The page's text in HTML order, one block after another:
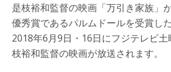
是枝裕和監督の映画「万引き家族」
優秀賞であるパルムドールを受賞し
2018年6月9日・16日にフジテレビ
枝裕和監督の映画が放送されます。